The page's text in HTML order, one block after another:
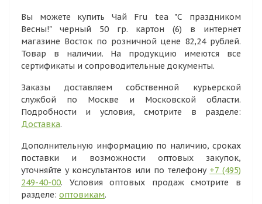
Вы можете купить Чай Fru tea "С праздником
Весны!" черный 50 гр. картон (6) в интернет
магазине Восток по розничной цене 82,24 рублей.
Товар в наличии. На продукцию имеются все
сертификаты и сопроводительные документы.
Заказы доставляем собственной курьерской
службой по Москве и Московской области.
Подробности и условия, смотрите в разделе:
Доставка.
Дополнительную информацию по наличию, сроках
поставки и возможности оптовых закупок,
уточняйте у консультантов или по телефону +7 (495)
249-40-00. Условия оптовых продаж смотрите в
разделе: оптовикам.